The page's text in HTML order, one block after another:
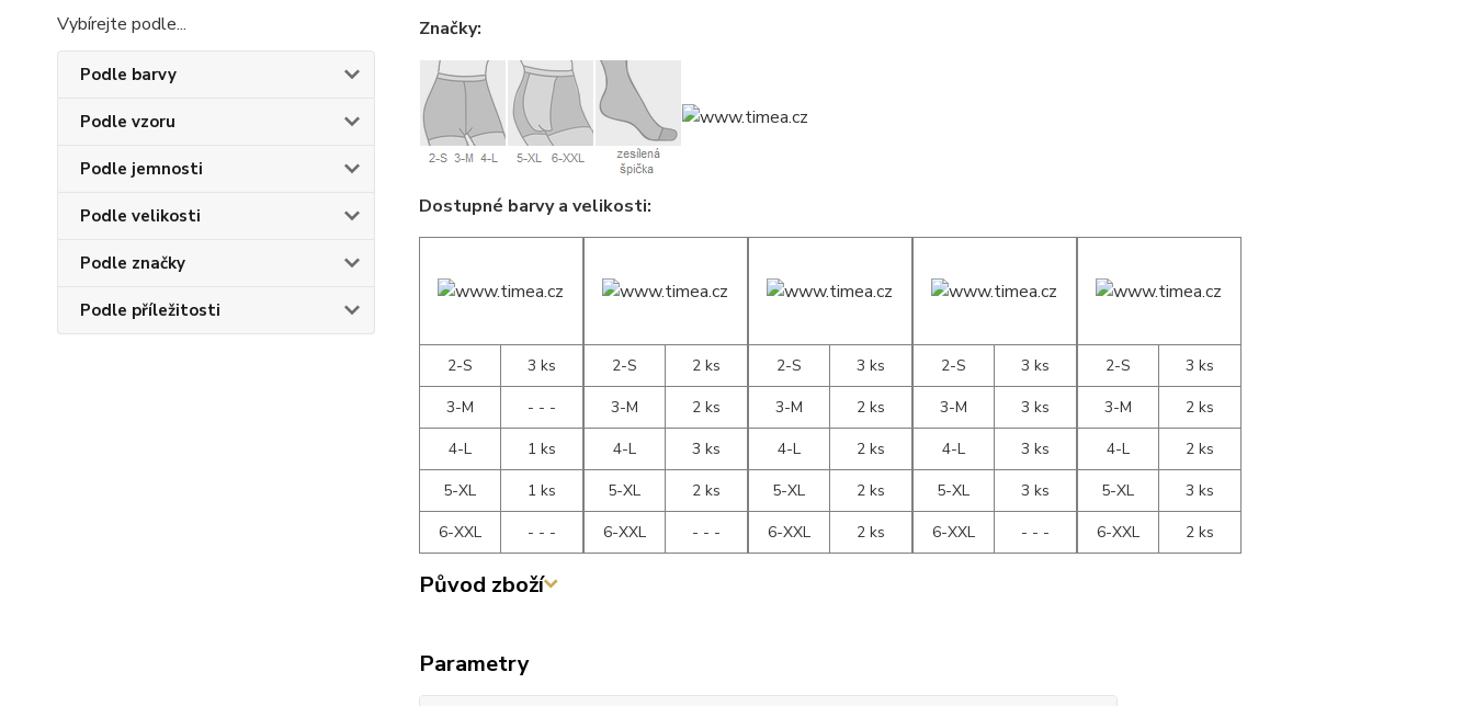
Vybírejte podle...
Podle barvy
Podle vzoru
Podle jemnosti
Podle velikosti
Podle značky
Podle příležitosti
Značky:
Dostupné barvy a velikosti:
2-S
3 ks
3-M
- - -
4-L
1 ks
5-XL
1 ks
6-XXL
- - -
2-S
2 ks
3-M
2 ks
4-L
3 ks
5-XL
2 ks
6-XXL
- - -
2-S
3 ks
3-M
2 ks
4-L
2 ks
5-XL
2 ks
6-XXL
2 ks
2-S
3 ks
3-M
3 ks
4-L
3 ks
5-XL
3 ks
6-XXL
- - -
2-S
3 ks
3-M
2 ks
4-L
2 ks
5-XL
3 ks
6-XXL
2 ks
Původ zboží
Parametry